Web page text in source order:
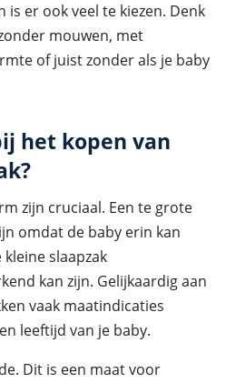
er ook veel te kiezen. Denk
mouwen, met
of juist zonder als je baby
het kopen van
zijn cruciaal. Een te grote
omdat de baby erin kan
slaapzak
kan zijn. Gelijkaardig aan
vaak maatindicaties
leeftijd van je baby.
Dit is een maat voor